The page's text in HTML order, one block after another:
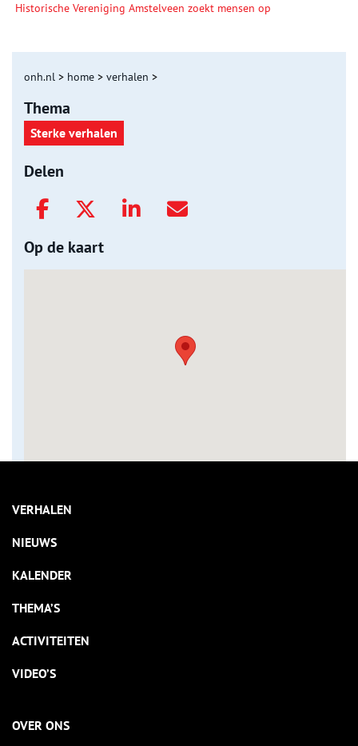
Historische Vereniging Amstelveen zoekt mensen op
onh.nl > home > verhalen >
Thema
Sterke verhalen
Delen
Op de kaart
VERHALEN
NIEUWS
KALENDER
THEMA’S
ACTIVITEITEN
VIDEO’S
OVER ONS